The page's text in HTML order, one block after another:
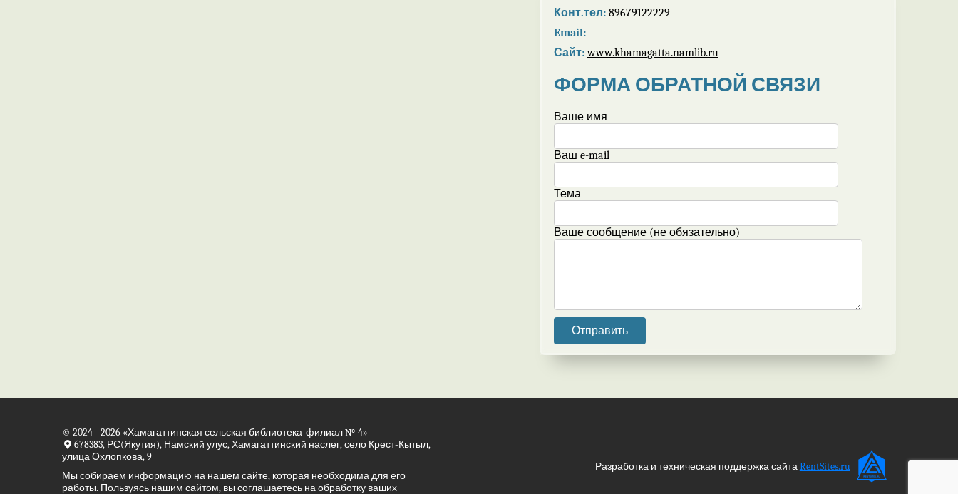
Конт.тел: 89679122229
Email:
Сайт: www.khamagatta.namlib.ru
ФОРМА ОБРАТНОЙ СВЯЗИ
Ваше имя
Ваш e-mail
Тема
Ваше сообщение (не обязательно)
© 2024 - 2026 «Хамагаттинская сельская библиотека-филиал № 4»
678383, РС(Якутия), Намский улус, Хамагаттинский наслег, село Крест-Кытыл,
улица Охлопкова, 9
Мы собираем информацию на нашем сайте, которая необходима для его
работы. Пользуясь нашим сайтом, вы соглашаетесь на обработку ваших
Разработка и техническая поддержка сайтаRentSites.ru